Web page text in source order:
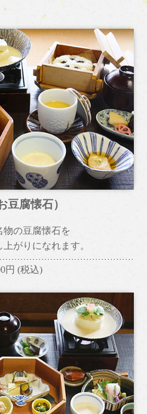
豆腐懐石）
物の豆腐懐石を
がりになれます。
円 (税込)